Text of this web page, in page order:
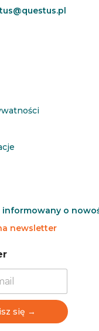
informowany o
newsletter
się →